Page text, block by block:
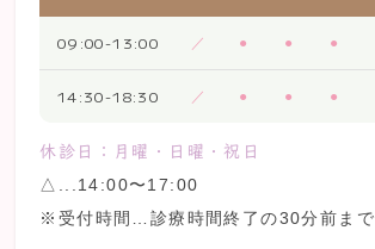
09:00-13:00 ／ ● ● ●
14:30-18:30 ／ ● ● ●
休診日：月曜・日曜・祝日
△...14:00〜17:00
※受付時間…診療時間終了の30分前まで